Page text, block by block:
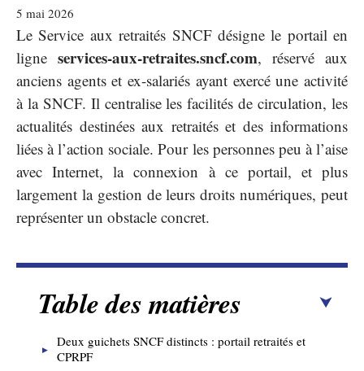
5 mai 2026
Le Service aux retraités SNCF désigne le portail en
ligne services-aux-retraites.sncf.com, réservé aux
anciens agents et ex-salariés ayant exercé une activité
à la SNCF. Il centralise les facilités de circulation, les
actualités destinées aux retraités et des informations
liées à l’action sociale. Pour les personnes peu à l’aise
avec Internet, la connexion à ce portail, et plus
largement la gestion de leurs droits numériques, peut
représenter un obstacle concret.
Table des matières
Deux guichets SNCF distincts : portail retraités et
CPRPF